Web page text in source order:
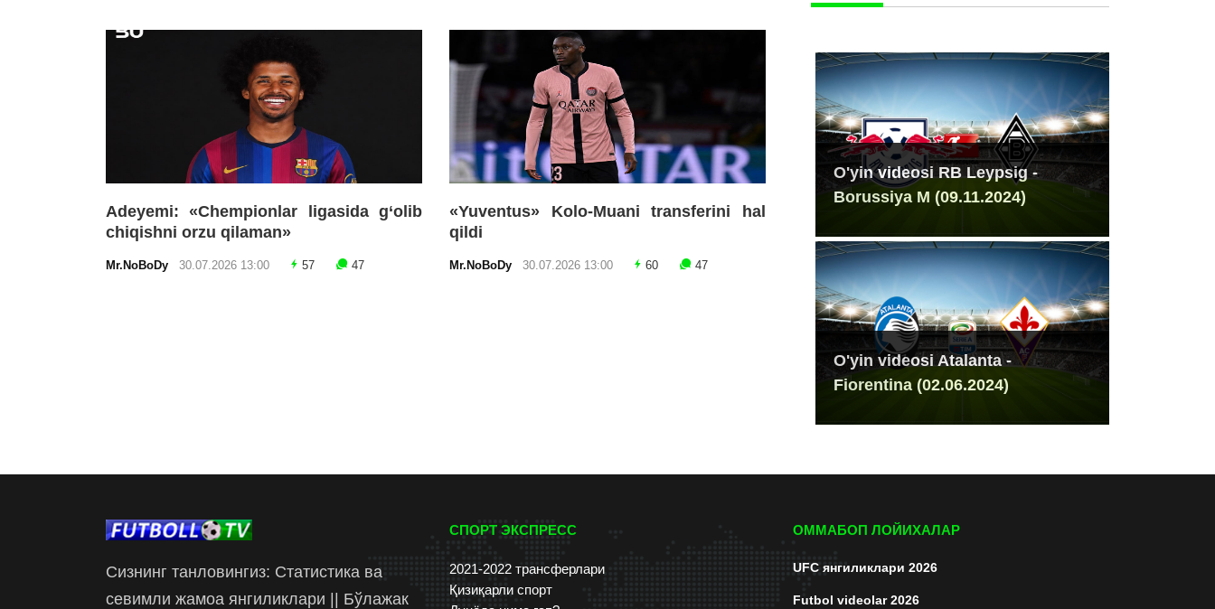
Adeyemi: «Chempionlar ligasida g‘olib
chiqishni orzu qilaman»
Mr.NoBoDy 30.07.2026 13:00 57 47
«Yuventus» Kolo-Muani transferini hal
qildi
Mr.NoBoDy 30.07.2026 13:00 60 47
O'yin videosi RB Leypsig -
Borussiya M (09.11.2024)
O'yin videosi Atalanta -
Fiorentina (02.06.2024)
Сизнинг танловингиз: Статистика ва
севимли жамоа янгиликлари || Бўлажак
СПОРТ ЭКСПРЕСС
2021-2022 трансферлари
Қизиқарли спорт
ОММАБОП ЛОЙИХАЛАР
UFC янгиликлари 2026
Futbol videolar 2026